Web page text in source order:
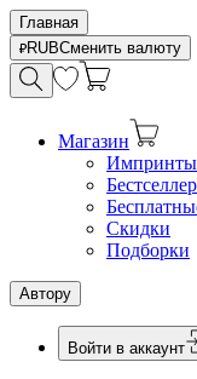
Главная
RUBСменить валюту
Магазин
Импринты
Скидки
Подборки
Автору
Войти в аккаунт